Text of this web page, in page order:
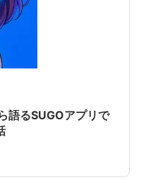
語るSUGOアプリで